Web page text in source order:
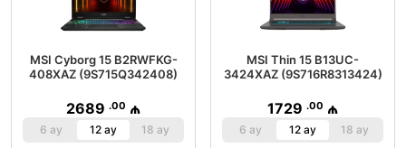
MSI Cyborg 15 B2RWFKG-
408XAZ (9S715Q342408)
2689 .00 ₼
6 ay 12 ay 18 ay
MSI Thin 15 B13UC-
3424XAZ (9S716R8313424)
1729 .00 ₼
6 ay 12 ay 18 ay